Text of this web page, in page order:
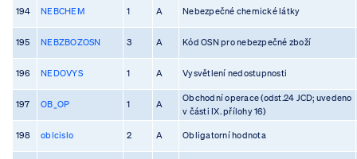
194 NEBCHEM 1 A Nebezpečné chemické látky
195 NEBZBOZOSN 3 A Kód OSN pro nebezpečné zboží
196 NEDOVYS 1 A Vysvětlení nedostupnosti
197 OB_OP 1 A
Obchodní operace (odst.24 JCD; uvedeno
v části IX. přílohy 16)
198 oblcislo 2 A Obligatorní hodnota